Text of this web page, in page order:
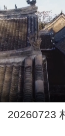
20260723